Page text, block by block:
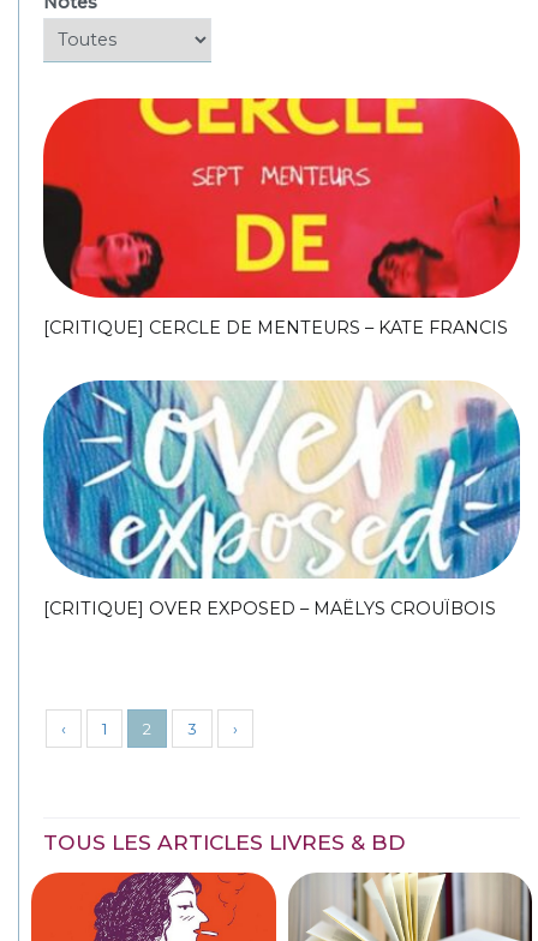
[CRITIQUE] CERCLE DE MENTEURS – KATE FRANCIS
[CRITIQUE] OVER EXPOSED – MAËLYS CROUÏBOIS
‹ 1 2 3 ›
TOUS LES ARTICLES LIVRES & BD